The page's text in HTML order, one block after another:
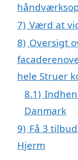
7) Værd at
8) Oversigt
hele Struer
8.1)
Danmark
9) Få 3
Hjerm